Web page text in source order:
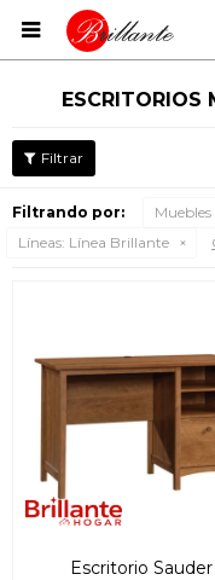

ESCRITORIOS
Filtrando por: Muebles
Líneas: Línea Brillante
Escritorio Sauder